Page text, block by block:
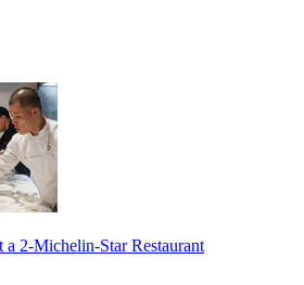
2-Michelin-Star Restaurant